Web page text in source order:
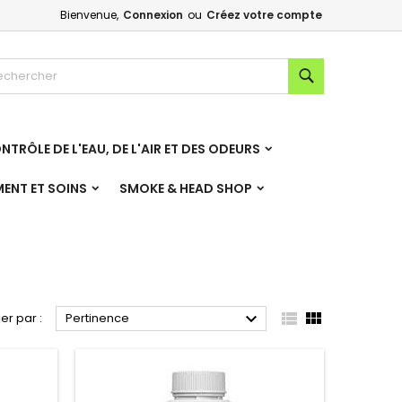
Bienvenue, Connexion ou Créez votre compte
DE L'EAU, DE L'AIR ET DES ODEURS
ET SOINS SMOKE & HEAD SHOP
par : Pertinence   